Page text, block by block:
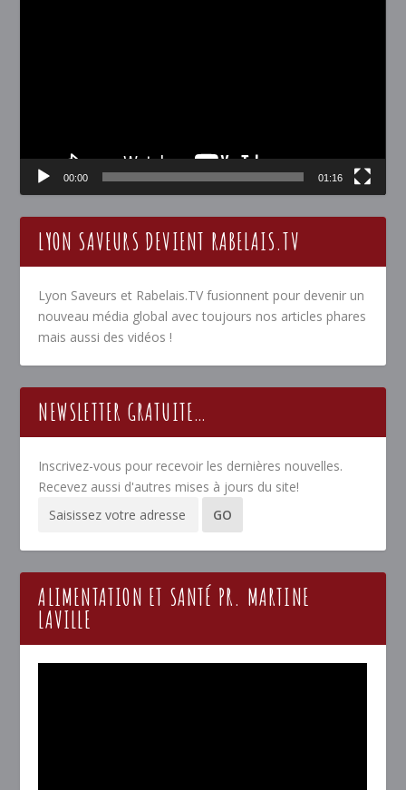
00:00 01:16
LYON SAVEURS DEVIENT RABELAIS.TV
Lyon Saveurs et Rabelais.TV fusionnent pour devenir un
nouveau média global avec toujours nos articles phares
mais aussi des vidéos !
NEWSLETTER GRATUITE…
Inscrivez-vous pour recevoir les dernières nouvelles.
Recevez aussi d'autres mises à jours du site!
ALIMENTATION ET SANTÉ PR. MARTINE
LAVILLE